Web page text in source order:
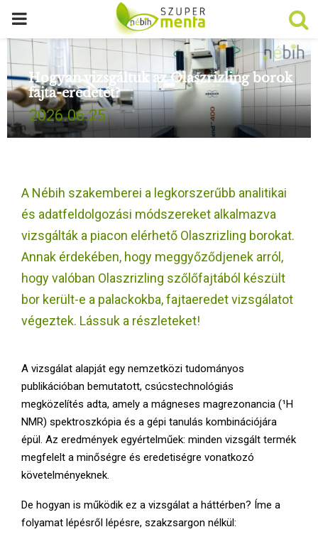
P
I
M
R
M
E
N
U
Hogyan vizsgáltuk az Olaszrizling borok
fajta-eredetét?
2026.06.25.
A Nébih szakemberei a legkorszerűbb analitikai
és adatfeldolgozási módszereket alkalmazva
vizsgálták a piacon elérhető Olaszrizling borokat.
Annak érdekében, hogy meggyőződjenek arról,
hogy valóban Olaszrizling szőlőfajtából készült
bor került-e a palackokba, fajtaeredet vizsgálatot
végeztek. Lássuk a részleteket!
A vizsgálat alapját egy nemzetközi tudományos
publikációban bemutatott, csúcstechnológiás
megközelítés adta, amely a mágneses magrezonancia (¹H
NMR) spektroszkópia és a gépi tanulás kombinációjára
épül. Az eredmények egyértelműek: minden vizsgált termék
megfelelt a minőségre és eredetiségre vonatkozó
követelményeknek.
De hogyan is működik ez a vizsgálat a háttérben? Íme a
folyamat lépésről lépésre, szakzsargon nélkül: